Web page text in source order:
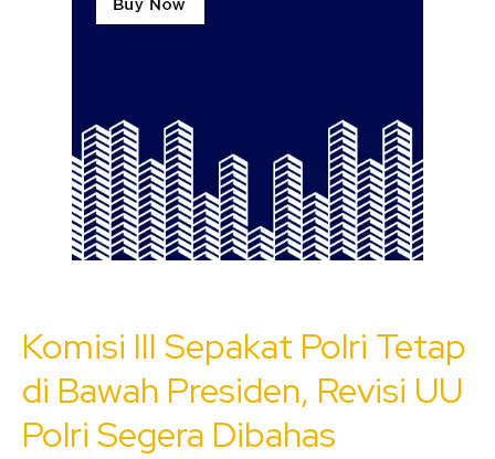
Komisi III Sepakat Polri Tetap
di Bawah Presiden, Revisi UU
Polri Segera Dibahas